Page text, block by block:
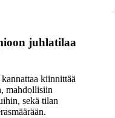
juhlatilaa
kiinnittää
mahdollisiin
sekä tilan